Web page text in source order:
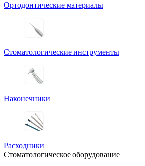
Ортодонтические материалы
Стоматологические инструменты
Наконечники
Расходники
Стоматологическое оборудование